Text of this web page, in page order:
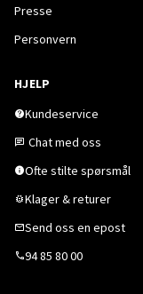
Presse
Personvern
HJELP
Kundeservice
Chat med oss
Ofte stilte spørsmål
Klager & returer
Send oss en epost
94 85 80 00